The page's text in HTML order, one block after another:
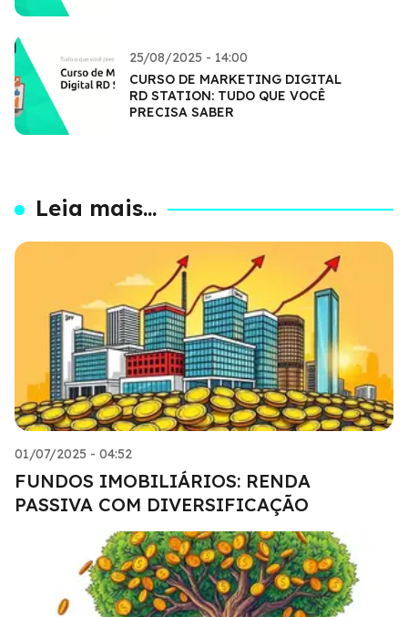
25/08/2025 - 14:00
CURSO DE MARKETING DIGITAL
RD STATION: TUDO QUE VOCÊ
PRECISA SABER
Leia mais...
01/07/2025 - 04:52
FUNDOS IMOBILIÁRIOS: RENDA
PASSIVA COM DIVERSIFICAÇÃO